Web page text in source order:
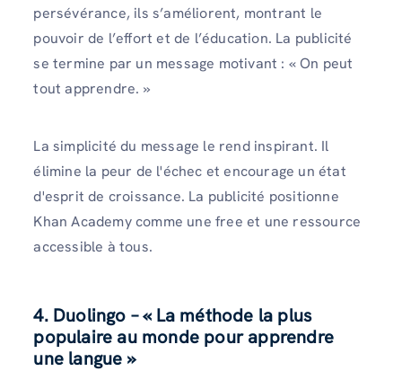
persévérance, ils s’améliorent, montrant le
pouvoir de l’effort et de l’éducation. La publicité
se termine par un message motivant : « On peut
tout apprendre. »
La simplicité du message le rend inspirant. Il
élimine la peur de l'échec et encourage un état
d'esprit de croissance. La publicité positionne
Khan Academy comme une free et une ressource
accessible à tous.
4. Duolingo – « La méthode la plus
populaire au monde pour apprendre
une langue »